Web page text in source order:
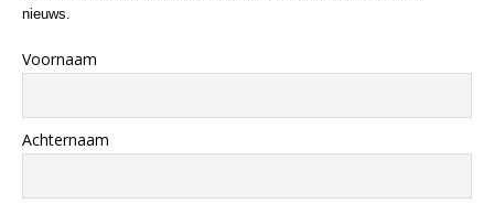
nieuws.
Voornaam
Achternaam